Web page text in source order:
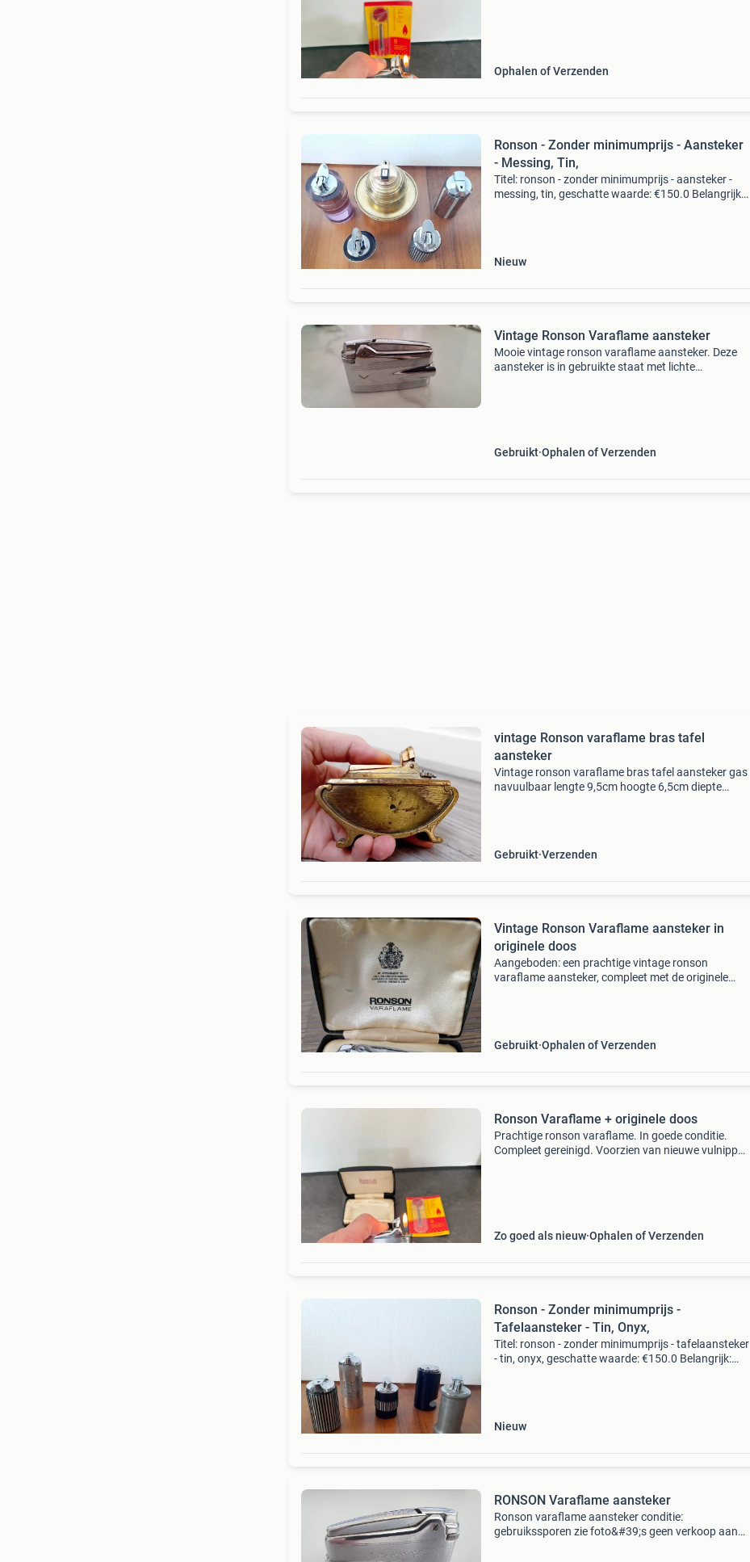
Ophalen of Verzenden
Ronson - Zonder minimumprijs - Aansteker
- Messing, Tin,
Titel: ronson - zonder minimumprijs - aansteker -
messing, tin, geschatte waarde: €150.0 Belangrijk:
Nieuw
Vintage Ronson Varaflame aansteker
Mooie vintage ronson varaflame aansteker. Deze
aansteker is in gebruikte staat met lichte
Gebruikt Ophalen of Verzenden
vintage Ronson varaflame bras tafel
aansteker
Vintage ronson varaflame bras tafel aansteker gas
navuulbaar lengte 9,5cm hoogte 6,5cm diepte
Gebruikt Verzenden
Vintage Ronson Varaflame aansteker in
originele doos
Aangeboden: een prachtige vintage ronson
varaflame aansteker, compleet met de originele
Gebruikt Ophalen of Verzenden
Ronson Varaflame + originele doos
Prachtige ronson varaflame. In goede conditie.
Compleet gereinigd. Voorzien van nieuwe vulnippel.
Zo goed als nieuw Ophalen of Verzenden
Ronson - Zonder minimumprijs -
Tafelaansteker - Tin, Onyx,
Titel: ronson - zonder minimumprijs - tafelaansteker
- tin, onyx, geschatte waarde: €150.0 Belangrijk:
Nieuw
RONSON Varaflame aansteker
Ronson varaflame aansteker conditie:
gebruikssporen zie foto&#39;s geen verkoop aan